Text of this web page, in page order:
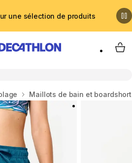
une sélection de produits
My
Maillots de bain et